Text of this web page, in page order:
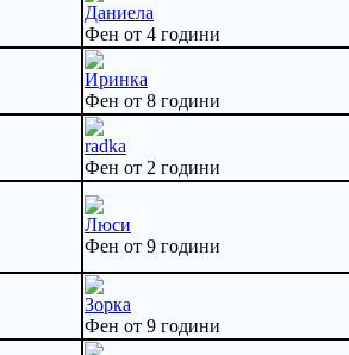
Даниела
Фен от 4 години
Иринка
Фен от 8 години
radka
Фен от 2 години
Люси
Фен от 9 години
Зорка
Фен от 9 години